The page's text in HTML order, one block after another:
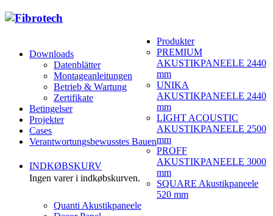
Downloads
Datenblätter
Montageanleitungen
Betrieb & Wartung
Zertifikate
Betingelser
Projekter
Cases
Verantwortungsbewusstes Bauen
INDKØBSKURV
Ingen varer i indkøbskurven.
Produkter
PREMIUM
AKUSTIKPANEELE 2440
mm
UNIKA
AKUSTIKPANEELE 2440
mm
LIGHT ACOUSTIC
AKUSTIKPANEELE 2500
mm
PROFF
AKUSTIKPANEELE 3000
mm
SQUARE Akustikpaneele
520 mm
Quanti Akustikpaneele